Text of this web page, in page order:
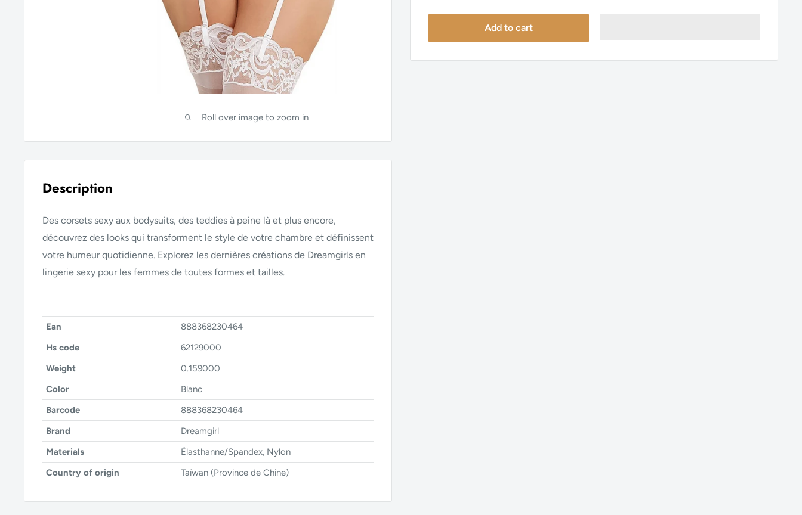
Roll over image to zoom in
Add to cart
Description
Des corsets sexy aux bodysuits, des teddies à peine là et plus encore,
découvrez des looks qui transforment le style de votre chambre et définissent
votre humeur quotidienne. Explorez les dernières créations de Dreamgirls en
lingerie sexy pour les femmes de toutes formes et tailles.
Ean
888368230464
Hs code
62129000
Weight
0.159000
Color
Blanc
Barcode
888368230464
Brand
Dreamgirl
Materials
Élasthanne/Spandex, Nylon
Country of origin
Taïwan (Province de Chine)